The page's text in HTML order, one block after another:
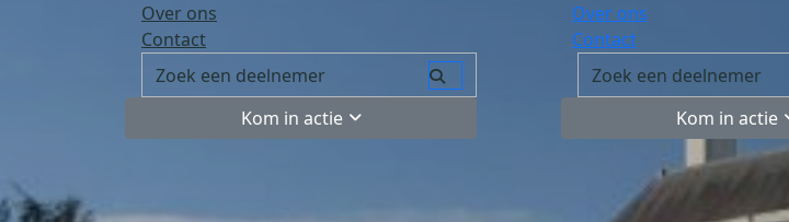
Over ons
Contact
Kom in actie
Over ons
Contact
Kom in actie